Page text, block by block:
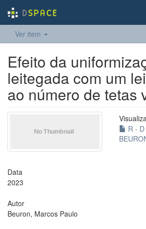
Ver item
Efeito da
leitegada com um
ao número de tetas
R -
Data
2023
Autor
Beuron, Marcos Paulo